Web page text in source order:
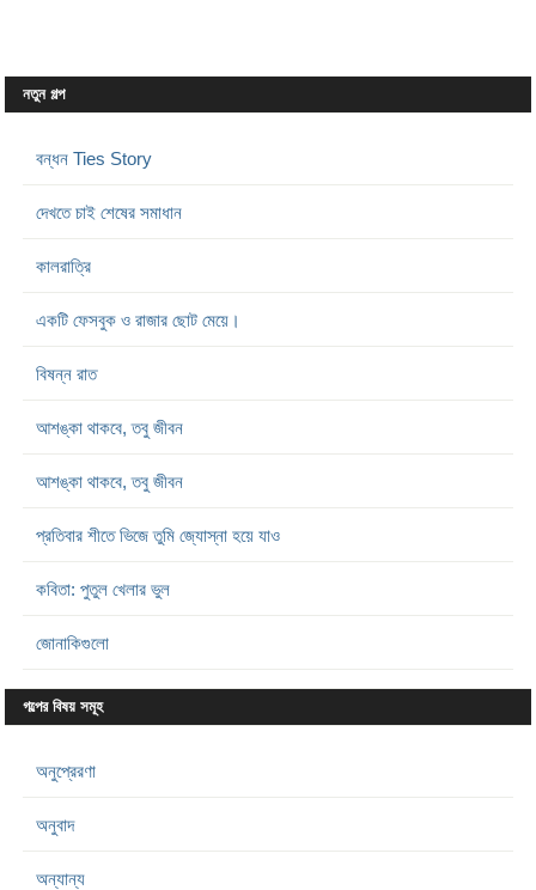
নতুন গল্প
বন্ধন Ties Story
দেখতে চাই শেষের সমাধান
কালরাত্রি
একটি ফেসবুক ও রাজার ছোট মেয়ে।
বিষন্ন রাত
আশঙ্কা থাকবে, তবু জীবন
আশঙ্কা থাকবে, তবু জীবন
প্রতিবার শীতে ভিজে তুমি জ্যোস্না হয়ে যাও
কবিতা: পুতুল খেলার ভুল
জোনাকিগুলো
গল্পের বিষয় সমূহ
অনুপ্রেরণা
অনুবাদ
অন্যান্য